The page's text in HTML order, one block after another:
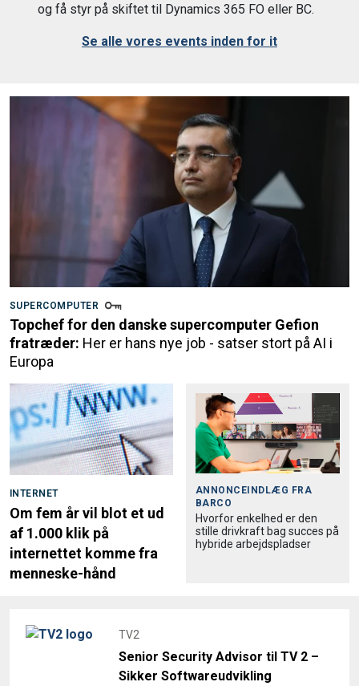
og få styr på skiftet til Dynamics 365 FO eller BC.
Se alle vores events inden for it
SUPERCOMPUTER
Topchef for den danske supercomputer Gefion
fratræder: Her er hans nye job - satser stort på AI i
Europa
INTERNET
Om fem år vil blot et ud
af 1.000 klik på
internettet komme fra
menneske-hånd
ANNONCEINDLÆG FRA
BARCO
Hvorfor enkelhed er den
stille drivkraft bag succes på
hybride arbejdspladser
TV2
Senior Security Advisor til TV 2 –
Sikker Softwareudvikling